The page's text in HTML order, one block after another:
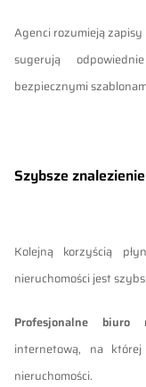
Agenci rozumieją
sugerują
bezpiecznymi
Szybsze
Kolejną korzyścią
nieruchomości jest
Profesjonalne biuro
internetową, na
nieruchomości.